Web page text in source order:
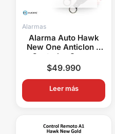
Alarmas
Alarma Auto Hawk
New One Anticlon 2
Controles Sensor
Impacto
$49.990
Leer más